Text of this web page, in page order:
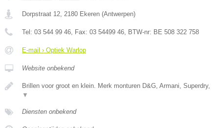
Dorpstraat 12, 2180 Ekeren (Antwerpen)
Tel: 03 544 99 46, Fax: 03 54499 46, BTW-nr: BE 508 322 758
E-mail › Optiek Warlop
Website onbekend
Brillen voor groot en klein. Merk monturen D&G, Armani, Superdry,
▼
Diensten onbekend